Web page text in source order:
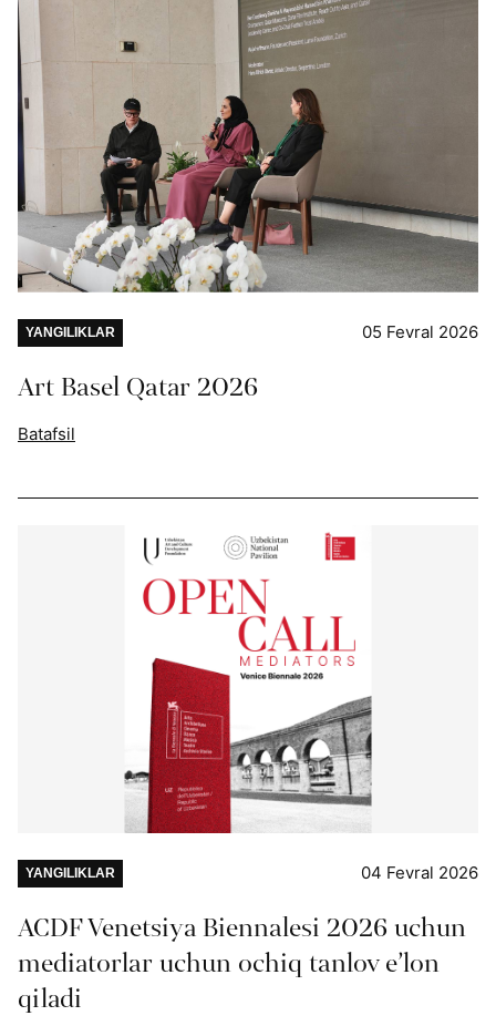
YANGILIKLAR 05 Fevral 2026
Art Basel Qatar 2026
Batafsil
YANGILIKLAR 04 Fevral 2026
ACDF Venetsiya Biennalesi 2026 uchun
mediatorlar uchun ochiq tanlov e’lon
qiladi